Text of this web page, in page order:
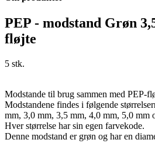
PEP - modstand Grøn
fløjte
5 stk.
Modstande til brug sammen med PEP-
Modstandene findes i følgende
mm, 3,0 mm, 3,5 mm, 4,0 mm, 5,0 mm
Hver størrelse har sin egen farvekode.
Denne modstand er grøn og har en